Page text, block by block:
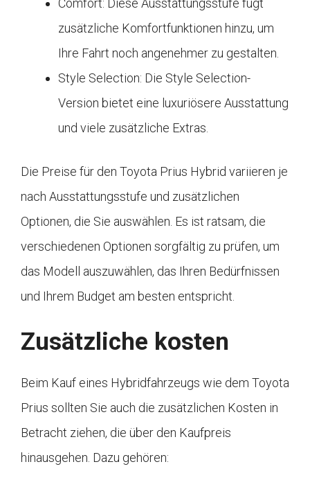
zusätzliche Komfortfunktionen hinzu, um
Ihre Fahrt noch angenehmer zu gestalten.
Style Selection: Die Style Selection-
Version bietet eine luxuriösere Ausstattung
und viele zusätzliche Extras.
Die Preise für den Toyota Prius Hybrid variieren je
nach Ausstattungsstufe und zusätzlichen
Optionen, die Sie auswählen. Es ist ratsam, die
verschiedenen Optionen sorgfältig zu prüfen, um
das Modell auszuwählen, das Ihren Bedürfnissen
und Ihrem Budget am besten entspricht.
Zusätzliche kosten
Beim Kauf eines Hybridfahrzeugs wie dem Toyota
Prius sollten Sie auch die zusätzlichen Kosten in
Betracht ziehen, die über den Kaufpreis
hinausgehen. Dazu gehören: